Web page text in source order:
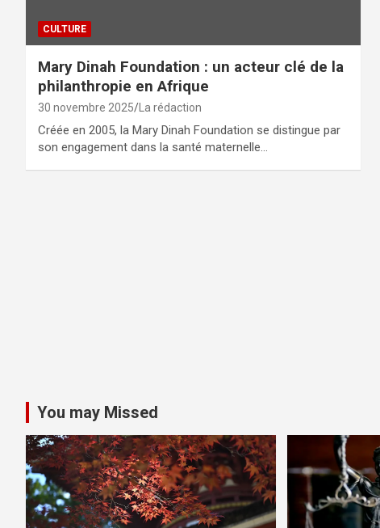
CULTURE
Mary Dinah Foundation : un acteur clé de la
philanthropie en Afrique
30 novembre 2025 La rédaction
Créée en 2005, la Mary Dinah Foundation se distingue par
son engagement dans la santé maternelle…
You may Missed